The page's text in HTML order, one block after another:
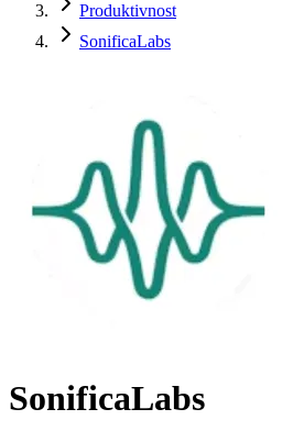
Produktivnost
SonificaLabs
SonificaLabs